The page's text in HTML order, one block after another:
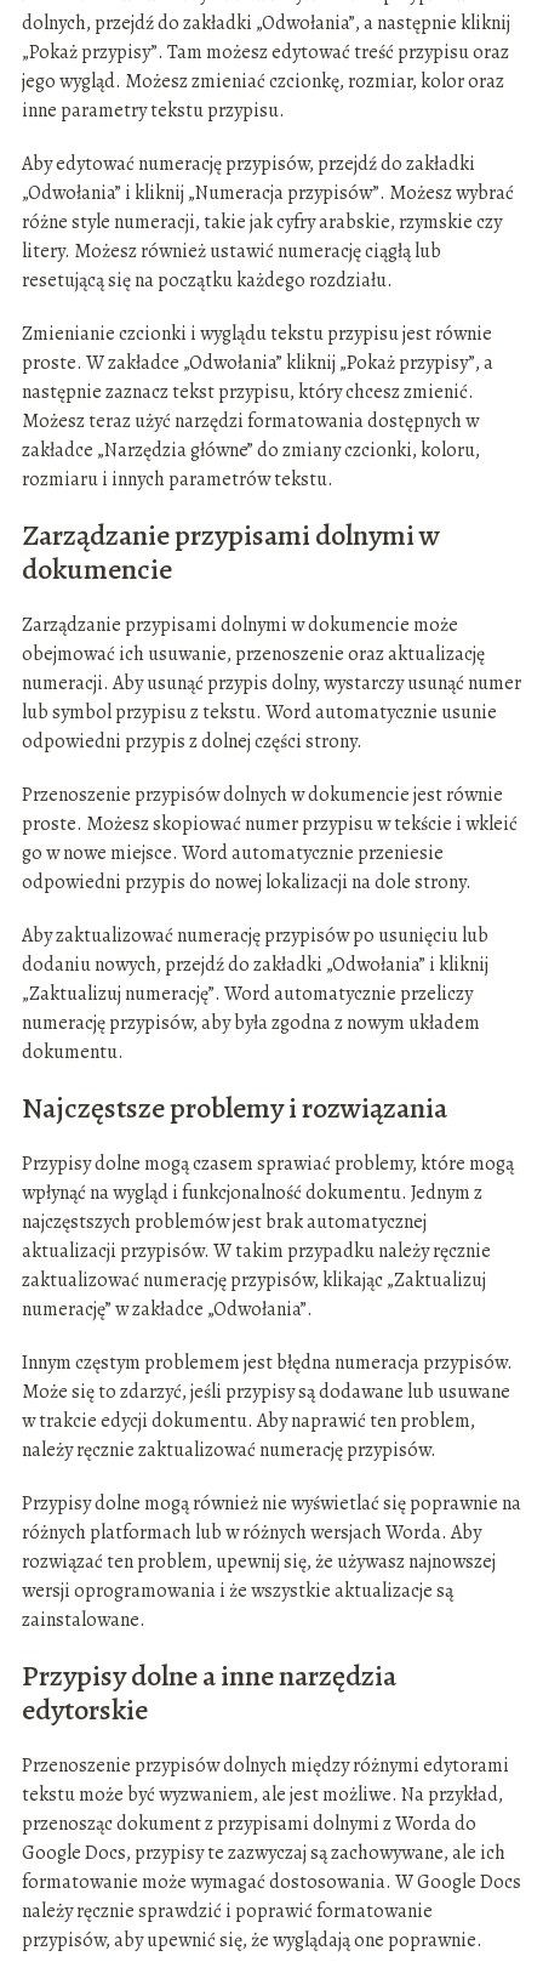
dolnych, przejdź do zakładki „Odwołania”, a następnie kliknij
„Pokaż przypisy”. Tam możesz edytować treść przypisu oraz
jego wygląd. Możesz zmieniać czcionkę, rozmiar, kolor oraz
inne parametry tekstu przypisu.
Aby edytować numerację przypisów, przejdź do zakładki
„Odwołania” i kliknij „Numeracja przypisów”. Możesz wybrać
różne style numeracji, takie jak cyfry arabskie, rzymskie czy
litery. Możesz również ustawić numerację ciągłą lub
resetującą się na początku każdego rozdziału.
Zmienianie czcionki i wyglądu tekstu przypisu jest równie
proste. W zakładce „Odwołania” kliknij „Pokaż przypisy”, a
następnie zaznacz tekst przypisu, który chcesz zmienić.
Możesz teraz użyć narzędzi formatowania dostępnych w
zakładce „Narzędzia główne” do zmiany czcionki, koloru,
rozmiaru i innych parametrów tekstu.
Zarządzanie przypisami dolnymi w
dokumencie
Zarządzanie przypisami dolnymi w dokumencie może
obejmować ich usuwanie, przenoszenie oraz aktualizację
numeracji. Aby usunąć przypis dolny, wystarczy usunąć numer
lub symbol przypisu z tekstu. Word automatycznie usunie
odpowiedni przypis z dolnej części strony.
Przenoszenie przypisów dolnych w dokumencie jest równie
proste. Możesz skopiować numer przypisu w tekście i wkleić
go w nowe miejsce. Word automatycznie przeniesie
odpowiedni przypis do nowej lokalizacji na dole strony.
Aby zaktualizować numerację przypisów po usunięciu lub
dodaniu nowych, przejdź do zakładki „Odwołania” i kliknij
„Zaktualizuj numerację”. Word automatycznie przeliczy
numerację przypisów, aby była zgodna z nowym układem
dokumentu.
Najczęstsze problemy i rozwiązania
Przypisy dolne mogą czasem sprawiać problemy, które mogą
wpłynąć na wygląd i funkcjonalność dokumentu. Jednym z
najczęstszych problemów jest brak automatycznej
aktualizacji przypisów. W takim przypadku należy ręcznie
zaktualizować numerację przypisów, klikając „Zaktualizuj
numerację” w zakładce „Odwołania”.
Innym częstym problemem jest błędna numeracja przypisów.
Może się to zdarzyć, jeśli przypisy są dodawane lub usuwane
w trakcie edycji dokumentu. Aby naprawić ten problem,
należy ręcznie zaktualizować numerację przypisów.
Przypisy dolne mogą również nie wyświetlać się poprawnie na
różnych platformach lub w różnych wersjach Worda. Aby
rozwiązać ten problem, upewnij się, że używasz najnowszej
wersji oprogramowania i że wszystkie aktualizacje są
zainstalowane.
Przypisy dolne a inne narzędzia
edytorskie
Przenoszenie przypisów dolnych między różnymi edytorami
tekstu może być wyzwaniem, ale jest możliwe. Na przykład,
przenosząc dokument z przypisami dolnymi z Worda do
Google Docs, przypisy te zazwyczaj są zachowywane, ale ich
formatowanie może wymagać dostosowania. W Google Docs
należy ręcznie sprawdzić i poprawić formatowanie
przypisów, aby upewnić się, że wyglądają one poprawnie.